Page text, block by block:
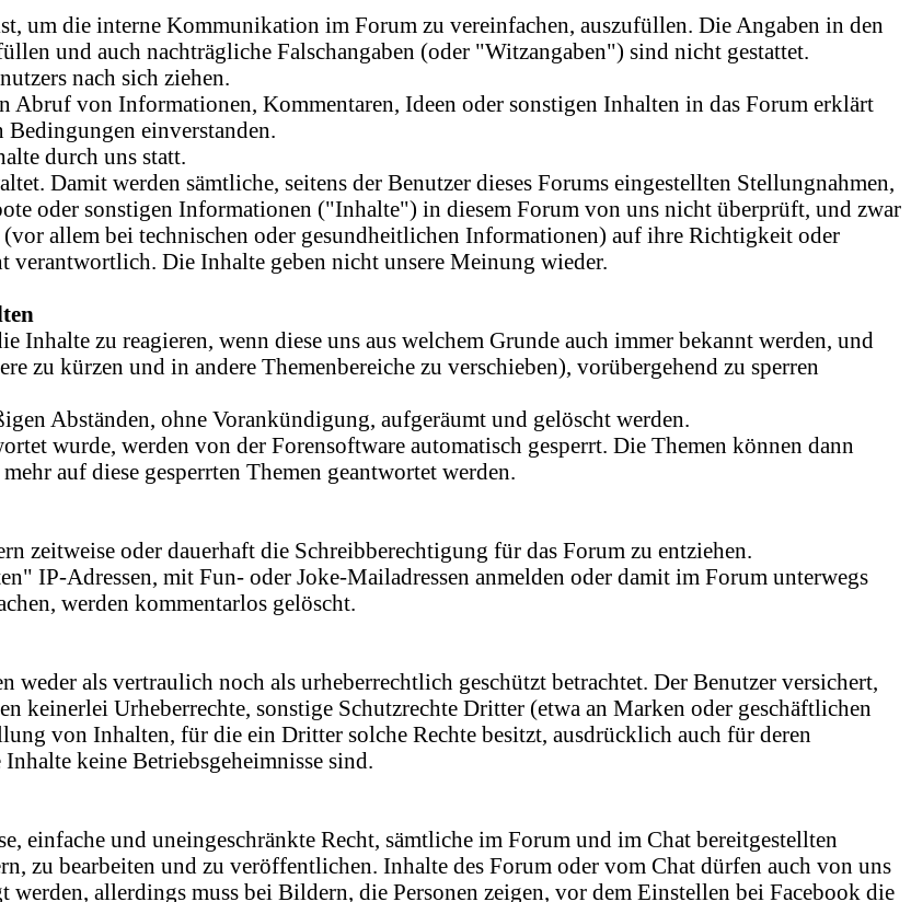
um die interne Kommunikation im Forum zu vereinfachen, auszufüllen. Die Angaben in den
und auch nachträgliche Falschangaben (oder "Witzangaben") sind nicht gestattet.
nach sich ziehen.
Abruf von Informationen, Kommentaren, Ideen oder sonstigen Inhalten in das Forum erklärt
einverstanden.
durch uns statt.
Damit werden sämtliche, seitens der Benutzer dieses Forums eingestellten Stellungnahmen,
oder sonstigen Informationen ("Inhalte") in diesem Forum von uns nicht überprüft, und zwar
allem bei technischen oder gesundheitlichen Informationen) auf ihre Richtigkeit oder
Die Inhalte geben nicht unsere Meinung wieder.
Inhalte zu reagieren, wenn diese uns aus welchem Grunde auch immer bekannt werden, und
zu kürzen und in andere Themenbereiche zu verschieben), vorübergehend zu sperren
Abständen, ohne Vorankündigung, aufgeräumt und gelöscht werden.
wurde, werden von der Forensoftware automatisch gesperrt. Die Themen können dann
auf diese gesperrten Themen geantwortet werden.
zeitweise oder dauerhaft die Schreibberechtigung für das Forum zu entziehen.
IP-Adressen, mit Fun- oder Joke-Mailadressen anmelden oder damit im Forum unterwegs
werden kommentarlos gelöscht.
weder als vertraulich noch als urheberrechtlich geschützt betrachtet. Der Benutzer versichert,
keinerlei Urheberrechte, sonstige Schutzrechte Dritter (etwa an Marken oder geschäftlichen
von Inhalten, für die ein Dritter solche Rechte besitzt, ausdrücklich auch für deren
keine Betriebsgeheimnisse sind.
einfache und uneingeschränkte Recht, sämtliche im Forum und im Chat bereitgestellten
zu bearbeiten und zu veröffentlichen. Inhalte des Forum oder vom Chat dürfen auch von uns
allerdings muss bei Bildern, die Personen zeigen, vor dem Einstellen bei Facebook die